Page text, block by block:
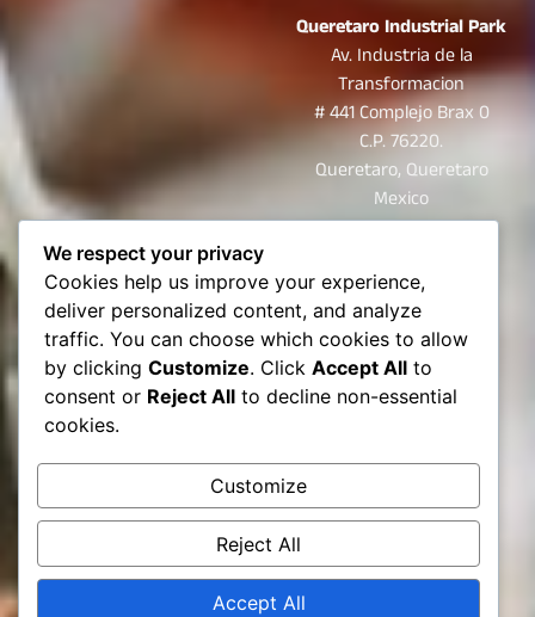
Queretaro Industrial Park
Av. Industria de la
Transformacion
# 441 Complejo Brax 0
C.P. 76220.
Queretaro, Queretaro
Mexico
Cel.+52 (442) 219-8884
El Paso
8805 Castner dr.
El Paso, Texas
USA
We respect your privacy
Cookies help us improve your experience,
deliver personalized content, and analyze
traffic. You can choose which cookies to allow
by clicking Customize. Click Accept All to
consent or Reject All to decline non-essential
cookies.
Customize
Reject All
Accept All